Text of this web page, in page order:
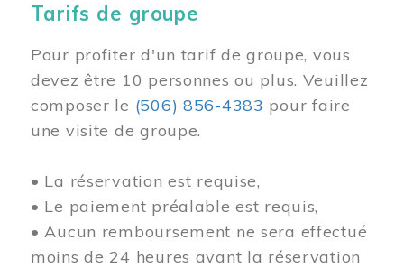
Tarifs de groupe
Pour profiter d'un tarif de groupe, vous
devez être 10 personnes ou plus. Veuillez
composer le (506) 856-4383 pour faire
une visite de groupe.
• La réservation est requise,
• Le paiement préalable est requis,
• Aucun remboursement ne sera effectué
moins de 24 heures avant la réservation